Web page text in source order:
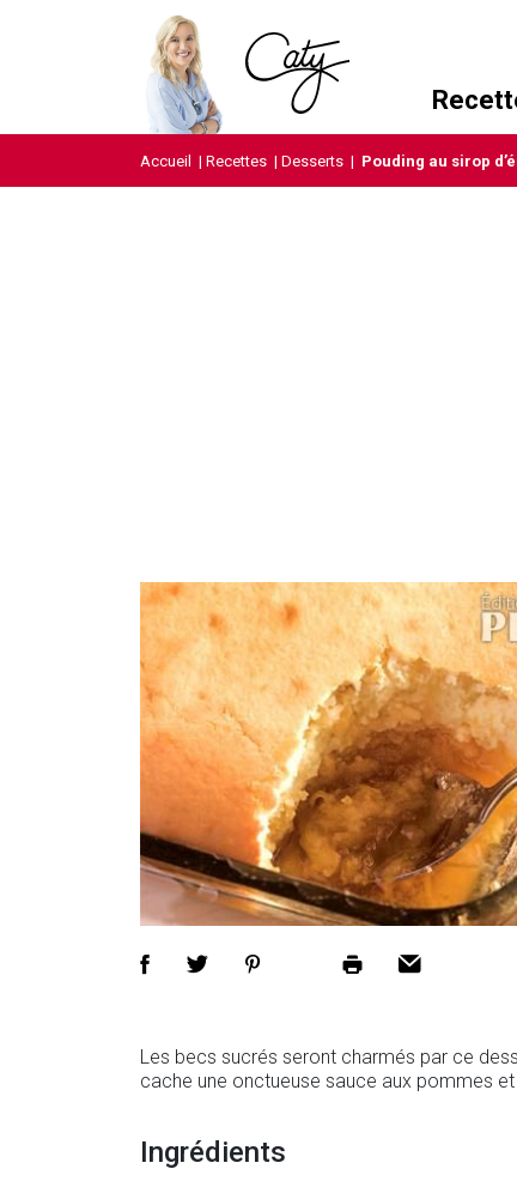
Accueil | Recettes | Desserts | Pouding au sirop
Les becs sucrés seront charmés par ce
cache une onctueuse sauce aux pommes
Ingrédients